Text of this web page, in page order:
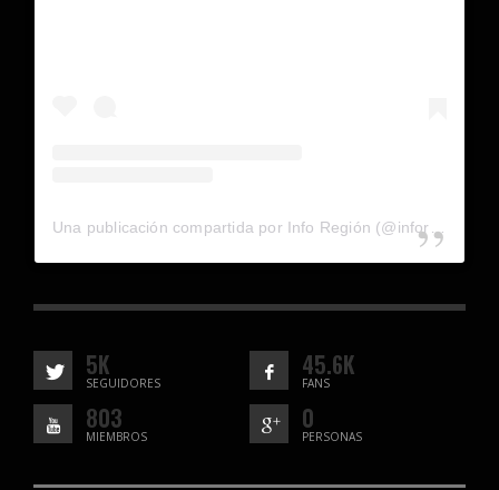
Una publicación compartida por Info Región (@inforegion_redes)
5K
SEGUIDORES
45.6K
FANS
803
MIEMBROS
0
PERSONAS